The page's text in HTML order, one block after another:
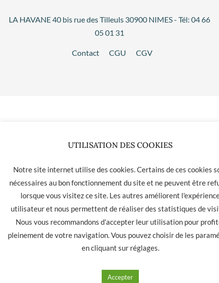
LA HAVANE 40 bis rue des Tilleuls 30900 NIMES - Tél: 04 66
05 01 31
Contact CGU CGV
UTILISATION DES COOKIES
Notre site internet utilise des cookies. Certains de ces cookies
nécessaires au bon fonctionnement du site et ne peuvent être
lorsque vous visitez ce site. Les autres améliorent
utilisateur et nous permettent de réaliser des statistiques de
Nous vous recommandons d'accepter leur utilisation pour
pleinement de votre navigation. Vous pouvez choisir de les
en cliquant sur réglages.
Accepter